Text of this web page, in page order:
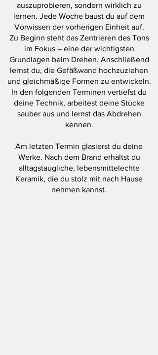
auszuprobieren, sondern wirklich zu
lernen. Jede Woche baust du auf dem
Vorwissen der vorherigen Einheit auf.
Zu Beginn steht das Zentrieren des Tons
im Fokus – eine der wichtigsten
Grundlagen beim Drehen. Anschließend
lernst du, die Gefäßwand hochzuziehen
und gleichmäßige Formen zu entwickeln.
In den folgenden Terminen vertiefst du
deine Technik, arbeitest deine Stücke
sauber aus und lernst das Abdrehen
kennen.
Am letzten Termin glasierst du deine
Werke. Nach dem Brand erhältst du
alltagstaugliche, lebensmittelechte
Keramik, die du stolz mit nach Hause
nehmen kannst.